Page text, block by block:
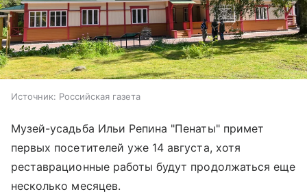
Источник: Российская газета
Музей-усадьба Ильи Репина "Пенаты" примет
первых посетителей уже 14 августа, хотя
реставрационные работы будут продолжаться еще
несколько месяцев.